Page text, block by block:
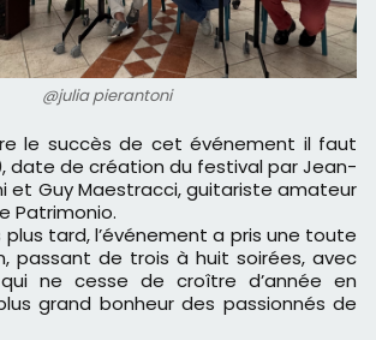
@julia pierantoni
date de création du festival par Jean-
et Guy Maestracci, guitariste amateur
Patrimonio.
tard, l’événement a pris une toute
passant de trois à huit soirées, avec
ne cesse de croître d’année en
grand bonheur des passionnés de